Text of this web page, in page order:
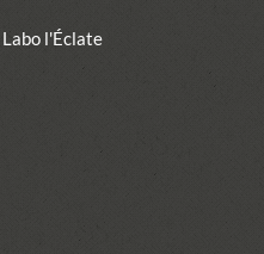
Labo l'Éclate